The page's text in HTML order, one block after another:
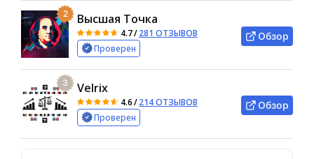
2 Высшая Точка
4.7/281 ОТЗЫВОВ
Проверен
Обзор
3 Velrix
4.6/214 ОТЗЫВОВ
Проверен
Обзор